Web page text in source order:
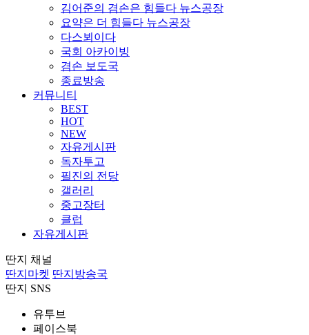
김어준의 겸손은 힘들다 뉴스공장
요약은 더 힘들다 뉴스공장
다스뵈이다
국회 아카이빙
겸손 보도국
종료방송
커뮤니티
BEST
HOT
NEW
자유게시판
독자투고
필진의 전당
갤러리
중고장터
클럽
자유게시판
딴지 채널
딴지마켓 딴지방송국
딴지 SNS
유투브
페이스북